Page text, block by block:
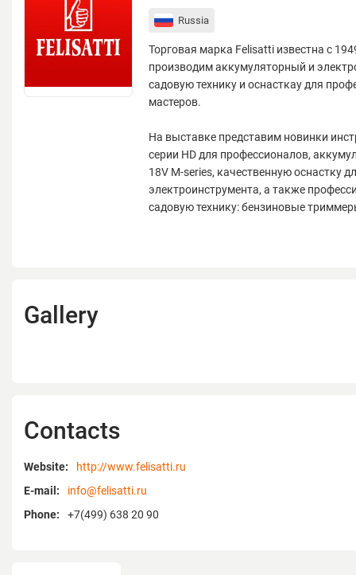
Russia
Торговая марка Felisatti известна с
производим аккумуляторный и
садовую технику и оснасткау для
мастеров.
На выставке представим новинки
серии HD для профессионалов,
18V M-series, качественную оснастку
электроинструмента, а также
садовую технику: бензиновые
Gallery
Contacts
Website:
http://www.felisatti.ru
E-mail:
info@felisatti.ru
Phone:
+7(499) 638 20 90